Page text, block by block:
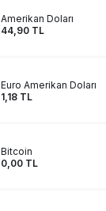
Amerikan Doları
44,90 TL
Euro Amerikan Doları
1,18 TL
Bitcoin
0,00 TL